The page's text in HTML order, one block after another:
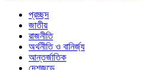
প্রচ্ছদ
জাতীয়
রাজনীতি
অর্থনীতি ও বানির্জ্য
আন্তর্জাতিক
দেশজুড়ে